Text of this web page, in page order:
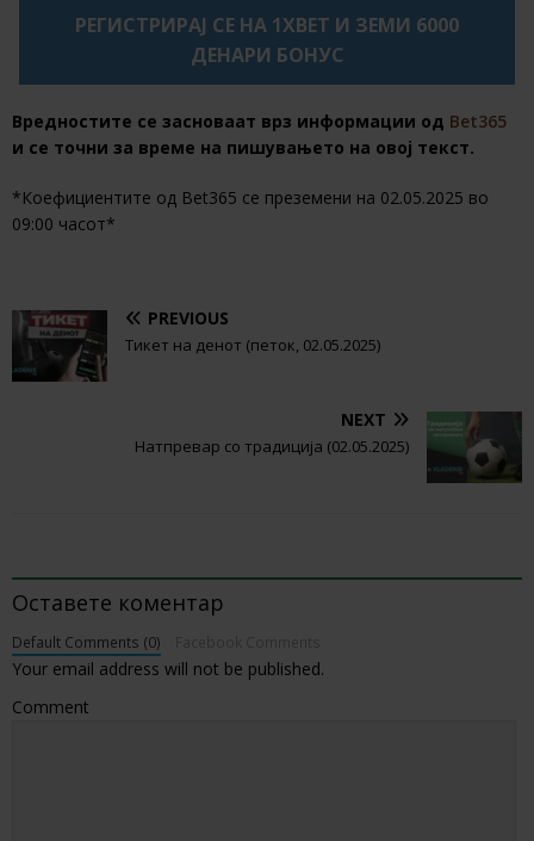
РЕГИСТРИРАЈ СЕ НА 1XBET И ЗЕМИ 6000
ДЕНАРИ БОНУС
Вредностите се засноваат врз информации од Bet365
и се точни за време на пишувањето на овој текст.
*Коефициентите од Bet365 се преземени на 02.05.2025 во
09:00 часот*
PREVIOUS
Тикет на денот (петок, 02.05.2025)
NEXT
Натпревар со традиција (02.05.2025)
Оставете коментар
Default Comments (0)
Your email address will not be published.
Comment